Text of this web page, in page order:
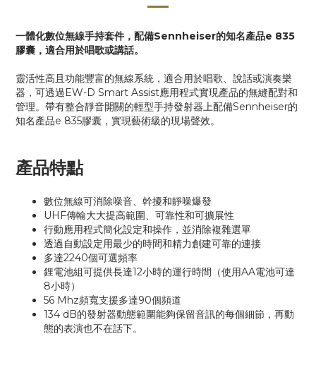
一體化數位無線手持套件，配備Sennheiser的知名產品e 835
膠囊，適合用於唱歌或講話。
靈活性高且功能豐富的無線系統，適合用於唱歌、說話或演奏樂
器，可透過EW-D Smart Assist應用程式實現產品的無縫配對和
管理。帶有整合靜音開關的輕型手持發射器上配備Sennheiser的
知名產品e 835膠囊，實現藝術級的現場聲效。
產品特點
數位無線可消除噪音、幹擾和靜噪爆發
UHF傳輸大大提高範圍、可靠性和可擴展性
行動應用程式簡化設定和操作，並消除複雜選單
透過自動設定用最少的時間和精力創建可靠的連接
多達2240個可選頻率
鋰電池組可提供長達12小時的運行時間（使用AA電池可達
8小時）
56 Mhz頻寬支援多達90個頻道
134 dB的發射器動態範圍能夠保留音訊的每個細節，再動
態的表演也不在話下。